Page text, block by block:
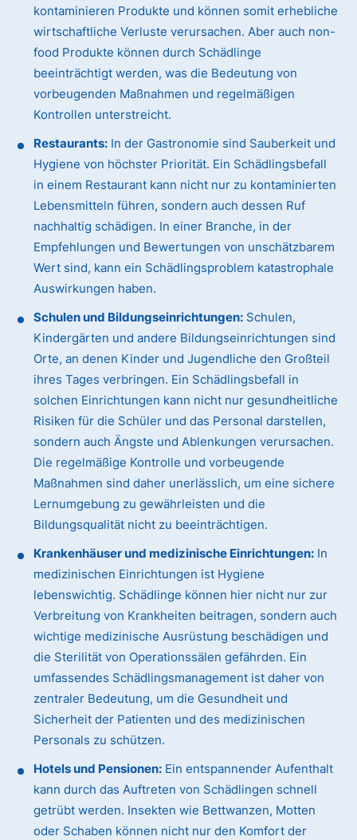
kontaminieren Produkte und können somit erhebliche
wirtschaftliche Verluste verursachen. Aber auch non-
food Produkte können durch Schädlinge
beeinträchtigt werden, was die Bedeutung von
vorbeugenden Maßnahmen und regelmäßigen
Kontrollen unterstreicht.
Restaurants: In der Gastronomie sind Sauberkeit und
Hygiene von höchster Priorität. Ein Schädlingsbefall
in einem Restaurant kann nicht nur zu kontaminierten
Lebensmitteln führen, sondern auch dessen Ruf
nachhaltig schädigen. In einer Branche, in der
Empfehlungen und Bewertungen von unschätzbarem
Wert sind, kann ein Schädlingsproblem katastrophale
Auswirkungen haben.
Schulen und Bildungseinrichtungen: Schulen,
Kindergärten und andere Bildungseinrichtungen sind
Orte, an denen Kinder und Jugendliche den Großteil
ihres Tages verbringen. Ein Schädlingsbefall in
solchen Einrichtungen kann nicht nur gesundheitliche
Risiken für die Schüler und das Personal darstellen,
sondern auch Ängste und Ablenkungen verursachen.
Die regelmäßige Kontrolle und vorbeugende
Maßnahmen sind daher unerlässlich, um eine sichere
Lernumgebung zu gewährleisten und die
Bildungsqualität nicht zu beeinträchtigen.
Krankenhäuser und medizinische Einrichtungen: In
medizinischen Einrichtungen ist Hygiene
lebenswichtig. Schädlinge können hier nicht nur zur
Verbreitung von Krankheiten beitragen, sondern auch
wichtige medizinische Ausrüstung beschädigen und
die Sterilität von Operationssälen gefährden. Ein
umfassendes Schädlingsmanagement ist daher von
zentraler Bedeutung, um die Gesundheit und
Sicherheit der Patienten und des medizinischen
Personals zu schützen.
Hotels und Pensionen: Ein entspannender Aufenthalt
kann durch das Auftreten von Schädlingen schnell
getrübt werden. Insekten wie Bettwanzen, Motten
oder Schaben können nicht nur den Komfort der